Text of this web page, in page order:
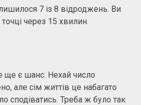
7 із 8 відроджень. Ви
через 15 хвилин.
ще є шанс. Нехай число
але сім життів це набагато
сподіватись. Треба ж було так